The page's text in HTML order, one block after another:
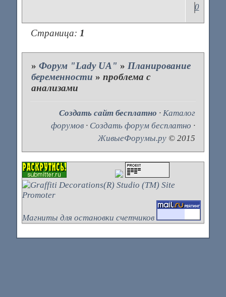
0
Страница:1
»Форум "Lady UA" » Планирование
беременности »проблема с
анализами
Создать сайт бесплатно ·Каталог
форумов · Создать форум бесплатно ·
ЖивыеФорумы.ру © 2015
Магниты для остановки счетчиков